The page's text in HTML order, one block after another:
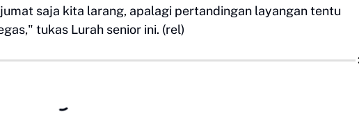
saja kita larang, apalagi pertandingan layangan tentu
tukas Lurah senior ini. (rel)